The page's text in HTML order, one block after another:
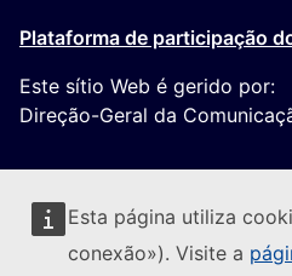
Esta página utiliza
conexão»). Visite a
Plataforma de participação
Este sítio Web é gerido por:
Direção-Geral da